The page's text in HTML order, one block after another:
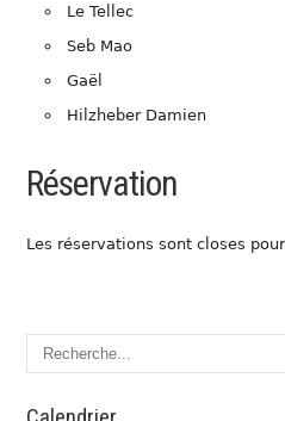
Le Tellec
Seb Mao
Gaël
Hilzheber Damien
Réservation
Les réservations sont closes